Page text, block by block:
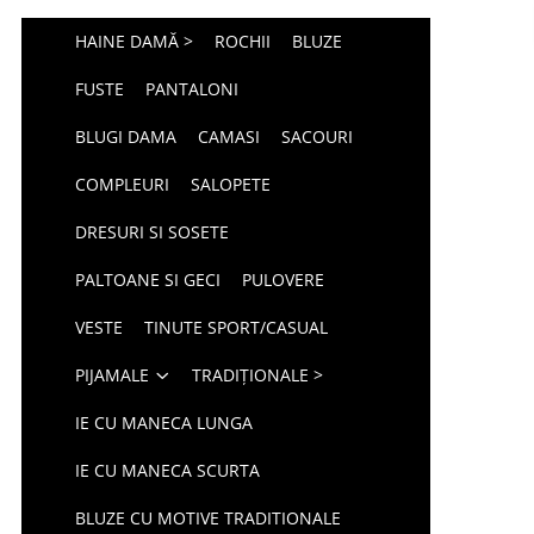
HAINE DAMĂ > ROCHII BLUZE
FUSTE PANTALONI
BLUGI DAMA CAMASI SACOURI
COMPLEURI SALOPETE
DRESURI SI SOSETE
PALTOANE SI GECI PULOVERE
VESTE TINUTE SPORT/CASUAL
PIJAMALE TRADIȚIONALE >
IE CU MANECA LUNGA
IE CU MANECA SCURTA
BLUZE CU MOTIVE TRADITIONALE